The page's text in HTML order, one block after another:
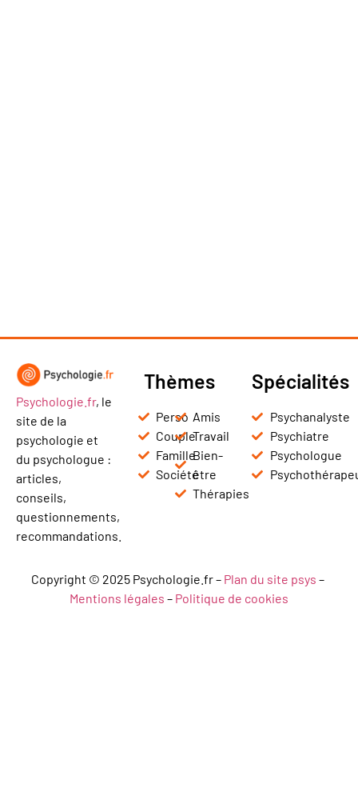
Psychologie.fr, le
site de la
psychologie et
du psychologue :
articles,
conseils,
questionnements,
recommandations.
Thèmes
Perso
Couple
Famille
Société
Amis
Travail
Bien-
être
Thérapies
Spécialités
Psychanalyste
Psychiatre
Psychologue
Copyright © 2025 Psychologie.fr – Plan du site psys –
Mentions légales – Politique de cookies